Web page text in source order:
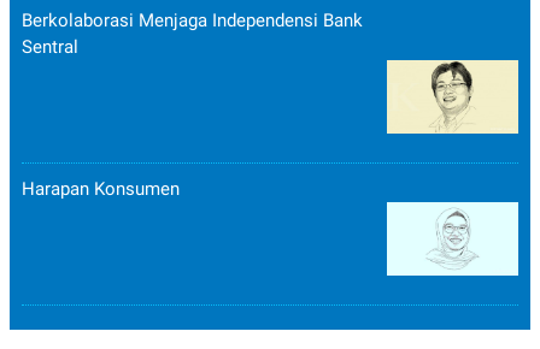
Berkolaborasi Menjaga Independensi Bank
Sentral
Harapan Konsumen